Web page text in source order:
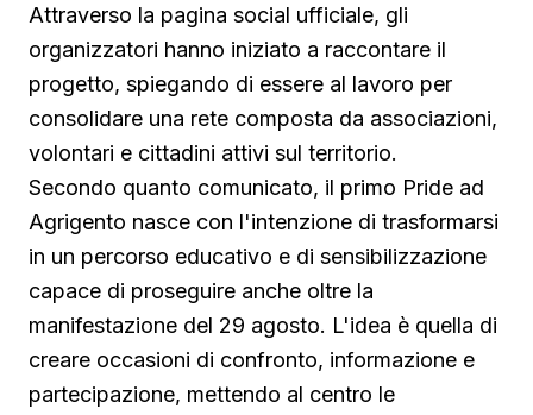
Attraverso la pagina social ufficiale, gli
organizzatori hanno iniziato a raccontare il
progetto, spiegando di essere al lavoro per
consolidare una rete composta da associazioni,
volontari e cittadini attivi sul territorio.
Secondo quanto comunicato, il primo Pride ad
Agrigento nasce con l'intenzione di trasformarsi
in un percorso educativo e di sensibilizzazione
capace di proseguire anche oltre la
manifestazione del 29 agosto. L'idea è quella di
creare occasioni di confronto, informazione e
partecipazione, mettendo al centro le